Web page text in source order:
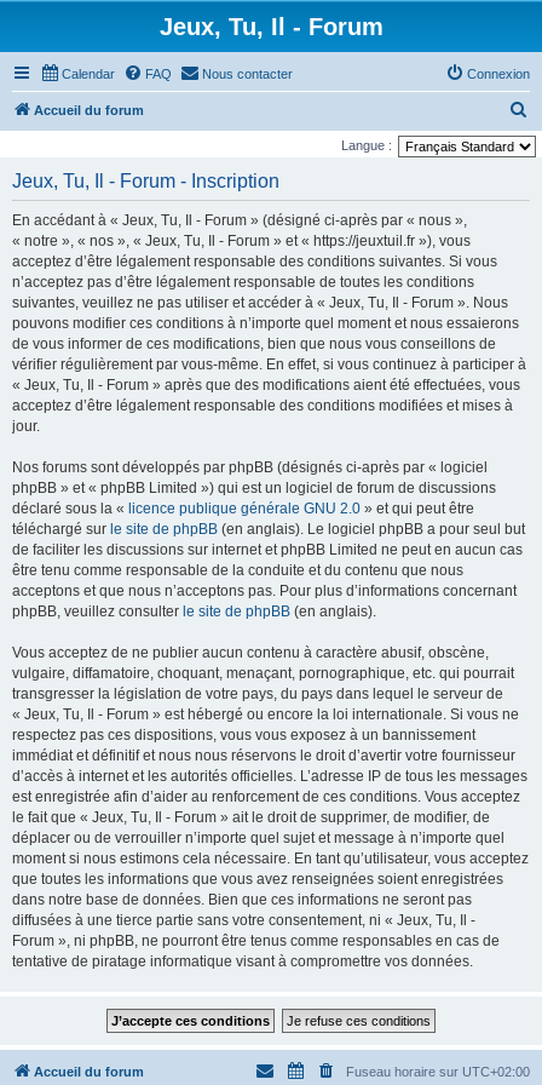
Jeux, Tu, Il - Forum
Calendar FAQ Nous contacter Connexion
Accueil du forum
e
Langue :
Jeux, Tu, Il - Forum - Inscription
En accédant à « Jeux, Tu, Il - Forum » (désigné ci-après par « nous »,
« notre », « nos », « Jeux, Tu, Il - Forum » et « https://jeuxtuil.fr »), vous
acceptez d’être légalement responsable des conditions suivantes. Si vous
n’acceptez pas d’être légalement responsable de toutes les conditions
suivantes, veuillez ne pas utiliser et accéder à « Jeux, Tu, Il - Forum ». Nous
pouvons modifier ces conditions à n’importe quel moment et nous essaierons
de vous informer de ces modifications, bien que nous vous conseillons de
vérifier régulièrement par vous-même. En effet, si vous continuez à participer à
« Jeux, Tu, Il - Forum » après que des modifications aient été effectuées, vous
acceptez d’être légalement responsable des conditions modifiées et mises à
jour.
Nos forums sont développés par phpBB (désignés ci-après par « logiciel
phpBB » et « phpBB Limited ») qui est un logiciel de forum de discussions
déclaré sous la « licence publique générale GNU 2.0 » et qui peut être
téléchargé sur le site de phpBB (en anglais). Le logiciel phpBB a pour seul but
de faciliter les discussions sur internet et phpBB Limited ne peut en aucun cas
être tenu comme responsable de la conduite et du contenu que nous
acceptons et que nous n’acceptons pas. Pour plus d’informations concernant
phpBB, veuillez consulter le site de phpBB (en anglais).
Vous acceptez de ne publier aucun contenu à caractère abusif, obscène,
vulgaire, diffamatoire, choquant, menaçant, pornographique, etc. qui pourrait
transgresser la législation de votre pays, du pays dans lequel le serveur de
« Jeux, Tu, Il - Forum » est hébergé ou encore la loi internationale. Si vous ne
respectez pas ces dispositions, vous vous exposez à un bannissement
immédiat et définitif et nous nous réservons le droit d’avertir votre fournisseur
d’accès à internet et les autorités officielles. L’adresse IP de tous les messages
est enregistrée afin d’aider au renforcement de ces conditions. Vous acceptez
le fait que « Jeux, Tu, Il - Forum » ait le droit de supprimer, de modifier, de
déplacer ou de verrouiller n’importe quel sujet et message à n’importe quel
moment si nous estimons cela nécessaire. En tant qu’utilisateur, vous acceptez
que toutes les informations que vous avez renseignées soient enregistrées
dans notre base de données. Bien que ces informations ne seront pas
diffusées à une tierce partie sans votre consentement, ni « Jeux, Tu, Il -
Forum », ni phpBB, ne pourront être tenus comme responsables en cas de
tentative de piratage informatique visant à compromettre vos données.
Accueil du forum Fuseau horaire sur UTC+02:00